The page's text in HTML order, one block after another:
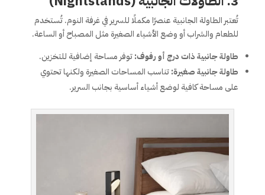
تُعتبر الطاولة الجانبية عنصرًا مكملًا للسرير في غرفة النوم. تُستخدم
للطعام والشراب أو وضع الأشياء الصغيرة مثل المصباح أو الساعة.
طاولة جانبية ذات درج أو رفوف:توفر مساحة إضافية للتخزين.
طاولة جانبية صغيرة:تناسب المساحات الصغيرة ولكنها تحتوي
على مساحة كافية لوضع أشياء أساسية بجانب السرير.